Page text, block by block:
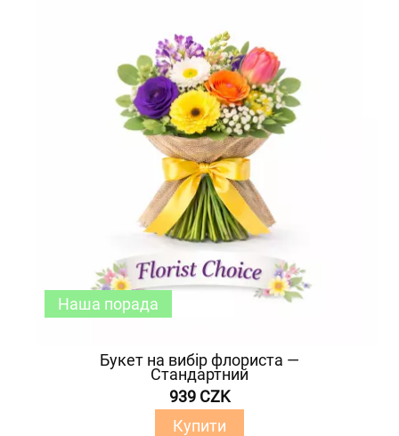
Букет на вибір флориста —
Стандартний
939 CZK
Купити
Наша порада